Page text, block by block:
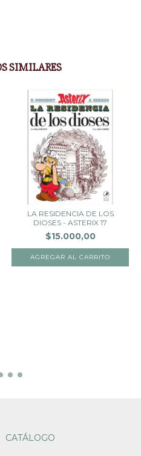
SIMILARES
LA RESIDENCIA DE LOS
DIOSES - ASTERIX 17
$15.000,00
CATÁLOGO